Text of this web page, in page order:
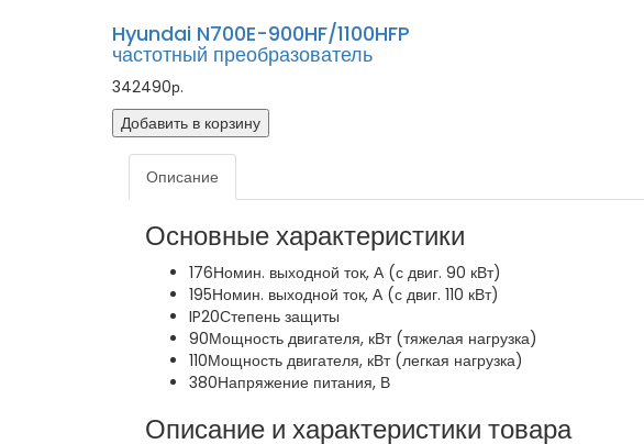
Hyundai N700E-900HF/1100HFP
частотный преобразователь
342490р.
Добавить в корзину
Описание
Основные характеристики
176Номин. выходной ток, А (с двиг. 90 кВт)
195Номин. выходной ток, А (с двиг. 110 кВт)
IP20Степень защиты
90Мощность двигателя, кВт (тяжелая нагрузка)
110Мощность двигателя, кВт (легкая нагрузка)
380Напряжение питания, В
Описание и характеристики товара